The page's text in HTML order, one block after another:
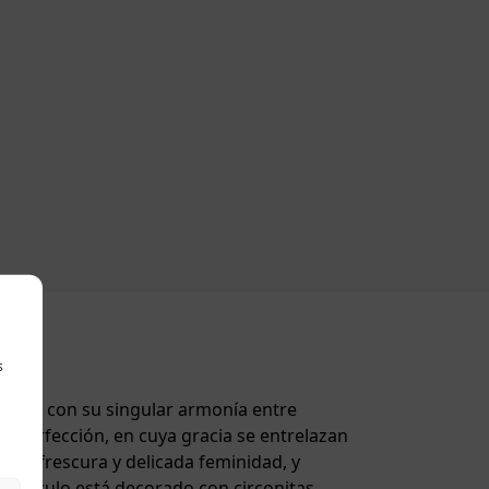
con su singular armonía entre
en cuya gracia se entrelazan
de frescura y delicada feminidad, y